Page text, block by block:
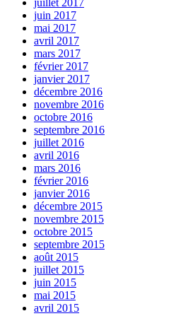
juillet 2017
juin 2017
mai 2017
avril 2017
mars 2017
février 2017
janvier 2017
décembre 2016
novembre 2016
octobre 2016
septembre 2016
juillet 2016
avril 2016
mars 2016
février 2016
janvier 2016
décembre 2015
novembre 2015
octobre 2015
septembre 2015
août 2015
juillet 2015
juin 2015
mai 2015
avril 2015